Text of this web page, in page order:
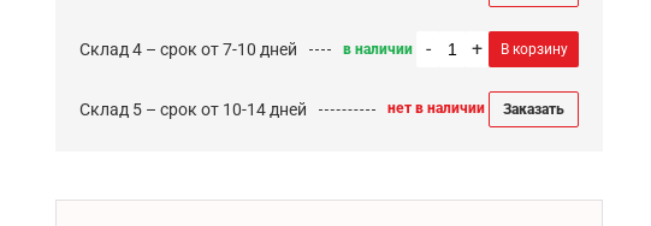
Склад 4 – срок от 7-10 дней в наличии - + В корзину
Склад 5 – срок от 10-14 дней нет в наличии Заказать